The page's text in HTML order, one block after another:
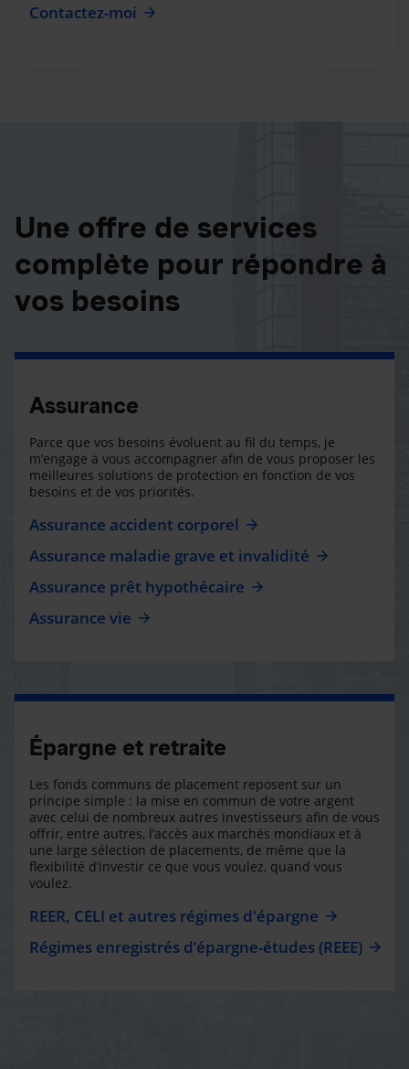
Contactez-moi
Une offre de services
complète pour répondre à
vos besoins
Assurance
Parce que vos besoins évoluent au fil du temps, je
m’engage à vous accompagner afin de vous proposer les
meilleures solutions de protection en fonction de vos
besoins et de vos priorités.
Assurance accident corporel
Assurance maladie grave et invalidité
Assurance prêt hypothécaire
Assurance vie
Épargne et retraite
Les fonds communs de placement reposent sur un
principe simple : la mise en commun de votre argent
avec celui de nombreux autres investisseurs afin de vous
offrir, entre autres, l’accès aux marchés mondiaux et à
une large sélection de placements, de même que la
flexibilité d’investir ce que vous voulez, quand vous
voulez.
REER, CELI et autres régimes d'épargne
Régimes enregistrés d’épargne-études (REEE)